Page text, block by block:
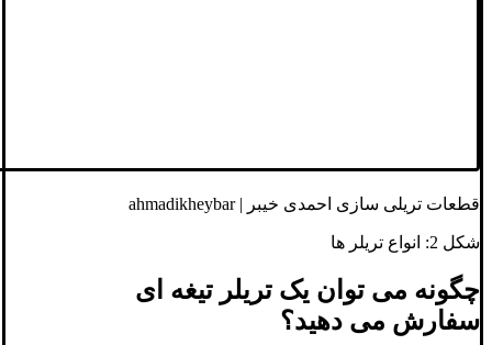
قطعات تریلی سازی احمدی خیبر | ahmadikheybar
شکل 2: انواع تریلر ها
چگونه می توان یک تریلر تیغه ای
سفارش می دهید؟